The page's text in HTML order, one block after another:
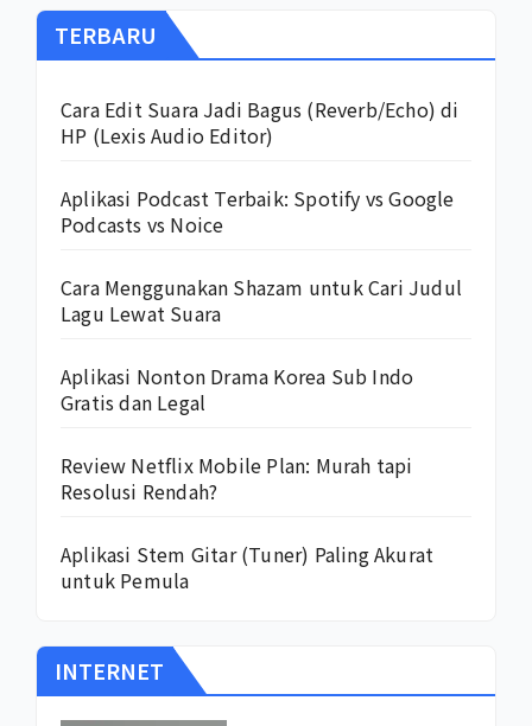
TERBARU
Cara Edit Suara Jadi Bagus (Reverb/Echo) di
HP (Lexis Audio Editor)
Aplikasi Podcast Terbaik: Spotify vs Google
Podcasts vs Noice
Cara Menggunakan Shazam untuk Cari Judul
Lagu Lewat Suara
Aplikasi Nonton Drama Korea Sub Indo
Gratis dan Legal
Review Netflix Mobile Plan: Murah tapi
Resolusi Rendah?
Aplikasi Stem Gitar (Tuner) Paling Akurat
untuk Pemula
INTERNET